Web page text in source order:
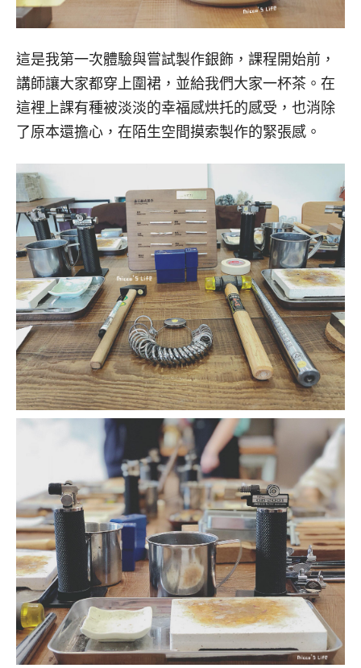
這是我第一次體驗與嘗試製作銀飾，課程開始前，
講師讓大家都穿上圍裙，並給我們大家一杯茶。在
這裡上課有種被淡淡的幸福感烘托的感受，也消除
了原本還擔心，在陌生空間摸索製作的緊張感。